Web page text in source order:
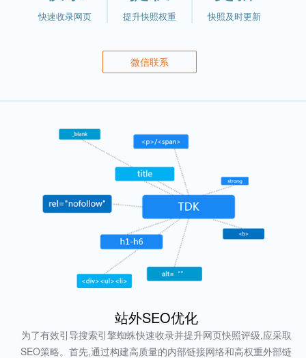
快速收录网页 提升快照权重 快照及时更新
微信联系
站外SEO优化
为了有效引导搜索引擎蜘蛛快速收录并提升网页快照评级,应采取
SEO策略。首先,通过构建高质量的内部链接网络和高权重外部链